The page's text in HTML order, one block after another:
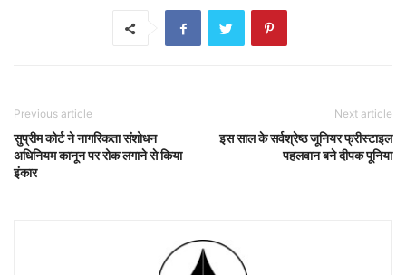
Previous article
सुप्रीम कोर्ट ने नागरिकता संशोधन
अधिनियम कानून पर रो​क लगाने से किया
इंकार
Next article
इस साल के सर्वश्रेष्ठ जूनियर फ्रीस्टाइल
पहलवान बने दीपक पूनिया